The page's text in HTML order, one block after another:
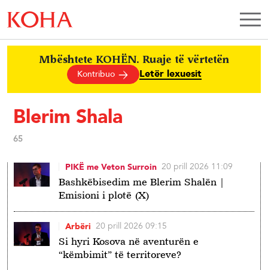
Mbështete KOHËN. Ruaje të vërtetën
Kontribuo Letër lexuesit
Blerim Shala
65
Bashkëbisedim me Blerim Shalën |
Emisioni i plotë (X)
PIKË me Veton Surroin 20 prill 2026 11:09
Si hyri Kosova në aventurën e
“këmbimit” të territoreve?
Arbëri 20 prill 2026 09:15